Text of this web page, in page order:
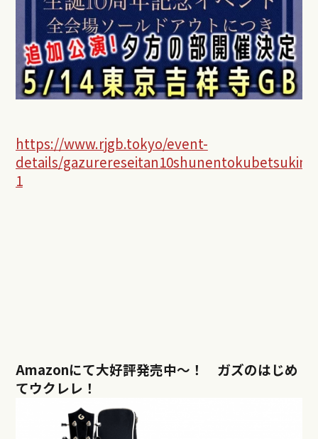
https://www.rjgb.tokyo/event-
details/
1
Amazonにて大好評発売中〜！ ガズのはじめ
てウクレレ！